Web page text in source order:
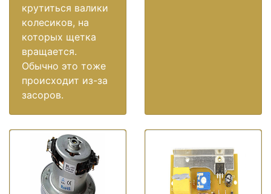
крутиться валики
колесиков, на
которых щетка
вращается.
Обычно это тоже
происходит из-за
засоров.